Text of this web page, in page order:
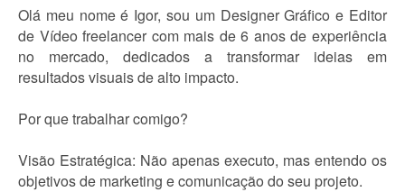
Olá meu nome é Igor, sou um Designer Gráfico e Editor
de Vídeo freelancer com mais de 6 anos de experiência
no mercado, dedicados a transformar ideias em
resultados visuais de alto impacto.
Por que trabalhar comigo?
Visão Estratégica: Não apenas executo, mas entendo os
objetivos de marketing e comunicação do seu projeto.